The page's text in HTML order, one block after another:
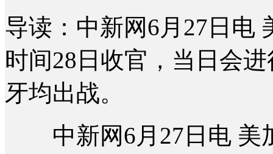
导读：中新网6月27日电
时间28日收官，当日会
牙均出战。
中新网6月27日电 美